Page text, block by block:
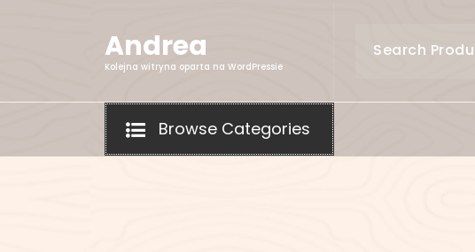
Andrea
Kolejna witryna oparta na WordPressie
Browse Categories